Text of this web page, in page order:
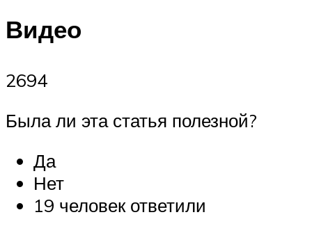
Видео
2694
Была ли эта статья полезной?
Да
Нет
19 человек ответили